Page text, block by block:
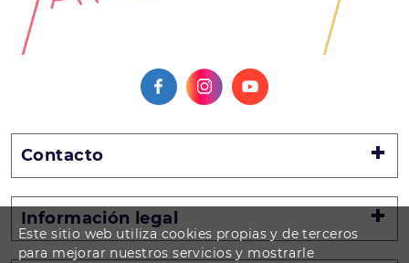
Contacto
Información legal
Este sitio web utiliza cookies propias y de terceros
para mejorar nuestros servicios y mostrarle